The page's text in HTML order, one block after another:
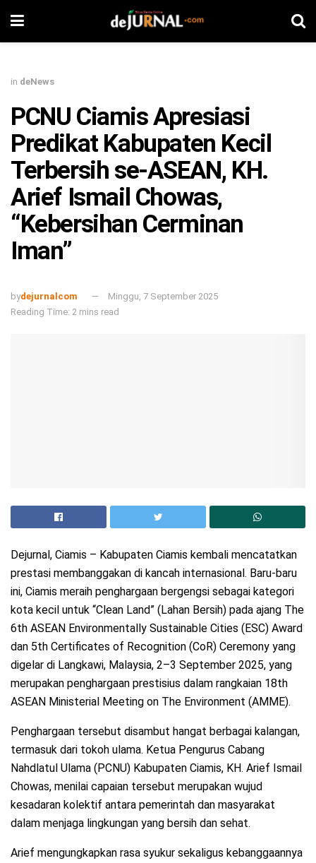
in deNews
PCNU Ciamis Apresiasi
Predikat Kabupaten Kecil
Terbersih se-ASEAN, KH.
Arief Ismail Chowas,
“Kebersihan Cerminan
Iman”
bydejurnalcom
Minggu, 7 September 2025
Reading Time: 2 mins read
Dejurnal, Ciamis – Kabupaten Ciamis kembali mencatatkan
prestasi membanggakan di kancah internasional. Baru-baru
ini, Ciamis meraih penghargaan bergengsi sebagai kategori
kota kecil untuk “Clean Land” (Lahan Bersih) pada ajang The
6th ASEAN Environmentally Sustainable Cities (ESC) Award
dan 5th Certificates of Recognition (CoR) Ceremony yang
digelar di Langkawi, Malaysia, 2–3 September 2025, yang
merupakan penghargaan prestisius dalam rangkaian 18th
ASEAN Ministerial Meeting on The Environment (AMME).
Penghargaan tersebut disambut hangat berbagai kalangan,
termasuk dari tokoh ulama. Ketua Pengurus Cabang
Nahdlatul Ulama (PCNU) Kabupaten Ciamis, KH. Arief Ismail
Chowas, menilai capaian tersebut merupakan wujud
kesadaran kolektif antara pemerintah dan masyarakat
dalam menjaga lingkungan yang bersih dan sehat.
Arief mengungkapkan rasa syukur sekaligus kebanggaannya